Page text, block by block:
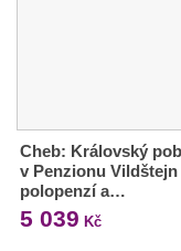
Cheb: Královský
v Penzionu Vildštejn
polopenzí a…
5 039 Kč